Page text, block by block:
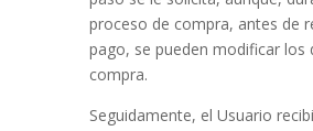
proceso de compra, antes de
pago, se pueden modificar los
compra.
Seguidamente, el Usuario